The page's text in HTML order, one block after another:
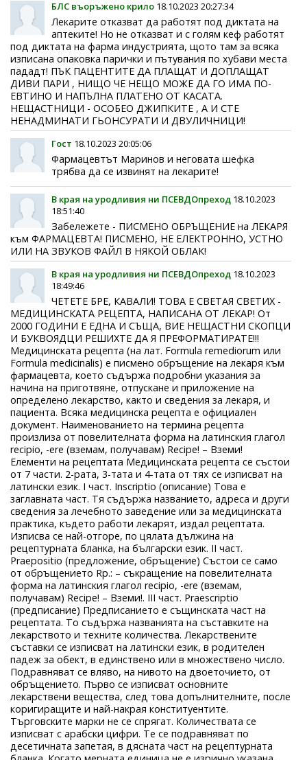
БЛС въоръжено крило 18.10.2023 20:27:34
Лекарите отказват да работят под диктата на
аптеките! Но не отказват и с голям кеф работят
под диктата на фарма индустрията, щото там за всяка
изписана опаковка парички и пътувания по хубави места
пададт! ПЪК ПАЦЕНТИТЕ ДА ПЛАЩАТ И ДОПЛАЩАТ
ДИВИ ПАРИ , НИЩО ЧЕ НЕЩО МОЖЕ ДА ГО ИМА ПО-
ЕВТИНО И НАПЪЛНА ПЛАТЕНО ОТ КАСАТА.
НЕЩАСТНИЦИ - ОСОБЕО ДЖИПКИТЕ , А И СТЕ
НЕНАДМИНАТИ ГЬОНСУРАТИ И ДВУЛИЧНИЦИ!
Гост 18.10.2023 20:05:06
Фармацевтът Маринов и неговата шефка
трябва да се извинят на лекарите!
В края на уродливия ни ПСЕВДОпреход 18.10.2023
18:51:40
Забележете - ПИСМЕНО ОБРЪЩЕНИЕ на ЛЕКАРЯ
към ФАРМАЦЕВТА! ПИСМЕНО, НЕ ЕЛЕКТРОННО, УСТНО
ИЛИ НА ЗВУКОВ ФАЙЛ В НЯКОЙ ОБЛАК!
В края на уродливия ни ПСЕВДОпреход 18.10.2023
18:49:46
ЧЕТЕТЕ БРЕ, КАВАЛИ! ТОВА Е СВЕТАЯ СВЕТИХ -
МЕДИЦИНСКАТА РЕЦЕПТА, НАПИСАНА ОТ ЛЕКАР! От
2000 ГОДИНИ Е ЕДНА И СЪЩА, ВИЕ НЕЩАСТНИ СКОПЦИ
И БУКВОЯДЦИ РЕШИХТЕ ДА Я ПРЕФОРМАТИРАТЕ!!!
Медицинската рецепта (на лат. Formula remediorum или
Formula medicinalis) е писмено обръщение на лекаря към
фармацевта, което съдържа подробни указания за
начина на приготвяне, отпускане и приложение на
определено лекарство, както и сведения за лекаря, и
пациента. Всяка медицинска рецепта е официален
документ. Наименованието на термина рецепта
произлиза от повелителната форма на латинския глагол
recipio, -ere (вземам, получавам) Recipe! – Вземи!
Елементи на рецептата Медицинската рецепта се състои
от 7 части. 2-рата, 3-тата и 4-тата от тях се изписват на
латински език. I част. Inscriptio (описание) Това е
заглавната част. Тя съдържа названието, адреса и други
сведения за лечебното заведение или за медицинската
практика, където работи лекарят, издал рецептата.
Изписва се най-отгоре, по цялата дължина на
рецептурната бланка, на български език. II част.
Praepositio (предложение, обръщение) Състои се само
от обръщението Rp.: – съкращение на повелителната
форма на латинския глагол recipio, -ere (вземам,
получавам) Recipe! – Вземи!. III част. Praescriptio
(предписание) Предписанието е същинската част на
рецептата. То съдържа названията на съставките на
лекарството и техните количества. Лекарствените
съставки се изписват на латински език, в родителен
падеж за обект, в единствено или в множествено число.
Подравняват се вляво, на нивото на двоеточието, от
обръщението. Първо се изписват основните
лекарствени вещества, след това допълнителните, после
коригиращите и най-накрая конституентите.
Търговските марки не се спрягат. Количествата се
изписват с арабски цифри. Те се подравняват по
десетичната запетая, в дясната част на рецептурната